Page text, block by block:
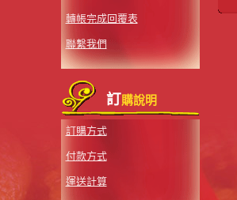
轉帳完成回覆表
聯繫我們
訂購說明
訂購方式
付款方式
運送計算